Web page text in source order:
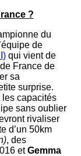
?
du
de
qui vient de
France de
sa
surprise.
les capacités
sans oublier
rivaliser
d’un 50km
, des
etGemma